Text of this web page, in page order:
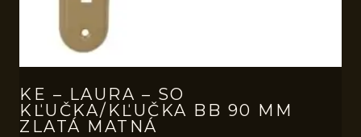
KE – LAURA – SO
KĽUČKA/KĽUČKA BB 90 MM
ZLATÁ MATNÁ